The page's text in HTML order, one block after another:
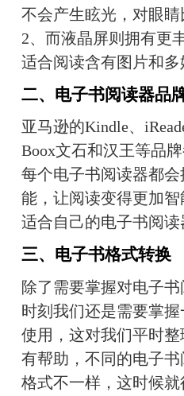
不会产生眩光，对眼睛
2、而液晶屏则拥有更
适合阅读含有图片和多
二、电子书阅读器品
亚马逊的Kindle、
Boox文石和汉王等品
每个电子书阅读器都
能，让阅读变得更加
适合自己的电子书阅读
三、电子书格式转换
除了需要掌握对电子
时刻我们还是需要掌
使用，这对我们平时
有帮助，不同的电子
格式不一样，这时候